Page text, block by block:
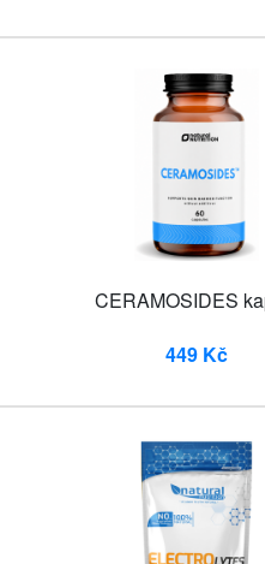
CERAMOSIDES
449 Kč